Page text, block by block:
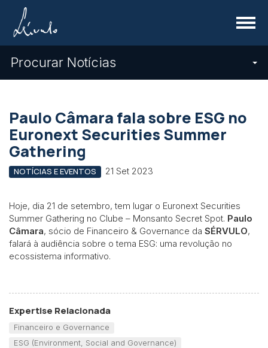
Menu
Procurar Notícias
Paulo Câmara fala sobre ESG no
Euronext Securities Summer
Gathering
NOTÍCIAS E EVENTOS 21 Set 2023
Hoje, dia 21 de setembro, tem lugar o Euronext Securities
Summer Gathering no Clube – Monsanto Secret Spot. Paulo
Câmara, sócio de Financeiro & Governance da SÉRVULO,
falará à audiência sobre o tema ESG: uma revolução no
ecossistema informativo.
Expertise Relacionada
Financeiro e Governance
ESG (Environment, Social and Governance)